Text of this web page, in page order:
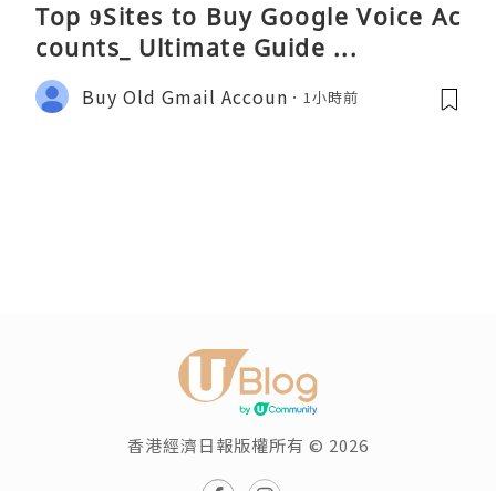
Top 9Sites to Buy Google Voice Ac
counts_ Ultimate Guide ...
Buy Old Gmail Accoun 1小時前
香港經濟日報版權所有 © 2026